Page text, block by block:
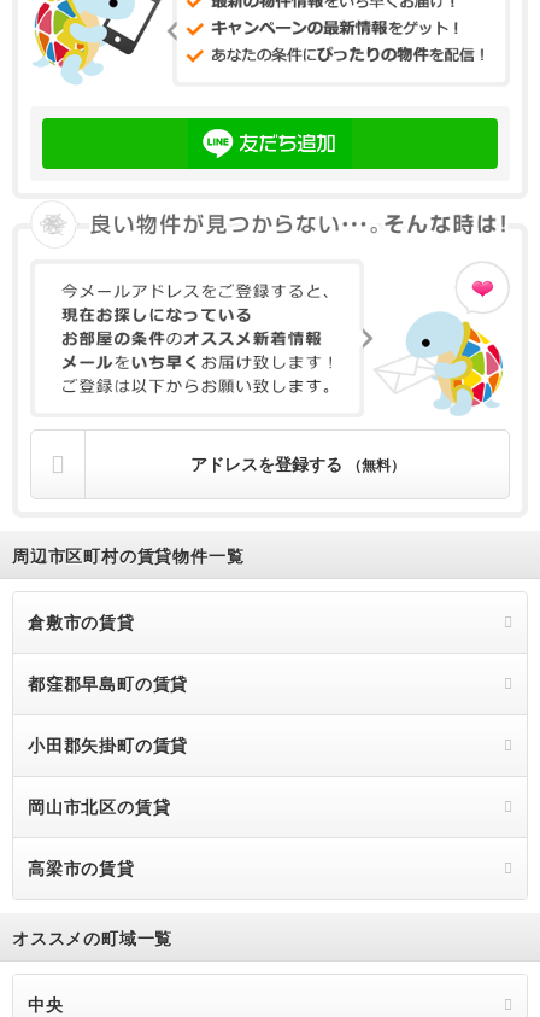
アドレスを登録する （無料）
周辺市区町村の賃貸物件一覧
倉敷市の賃貸
都窪郡早島町の賃貸
小田郡矢掛町の賃貸
岡山市北区の賃貸
高梁市の賃貸
オススメの町域一覧
中央